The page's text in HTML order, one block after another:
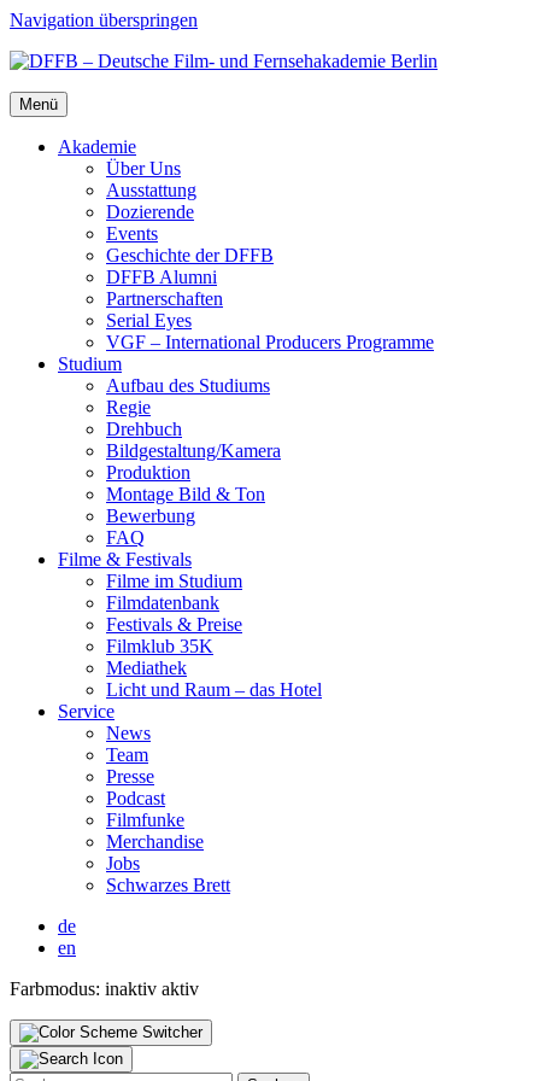
Navigation überspringen
Menü
Aka­de­mie
Über Uns
Aus­stat­tung
Dozie­ren­de
Events
Geschich­te der DFFB
DFFB Alum­ni
Part­ner­schaf­ten
Seri­al Eyes
VGF – Inter­na­tio­nal Pro­du­cers Pro­gram­me
Stu­di­um
Auf­bau des Stu­di­ums
Regie
Dreh­buch
Bildgestaltung/​​Kamera
Pro­duk­ti­on
Mon­ta­ge Bild & Ton
Bewer­bung
FAQ
Fil­me & Fes­ti­vals
Fil­me im Stu­di­um
Film­da­ten­bank
Fes­ti­vals & Prei­se
Film­klub 35K
Media­thek
Licht und Raum – das Hotel
Ser­vice
News
Team
Pres­se
Pod­cast
Film­fun­ke
Mer­chan­di­se
Jobs
Schwar­zes Brett
de
en
Farbmodus: inaktiv aktiv